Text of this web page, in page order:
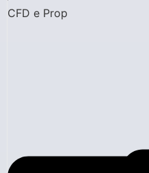
CFD e Prop